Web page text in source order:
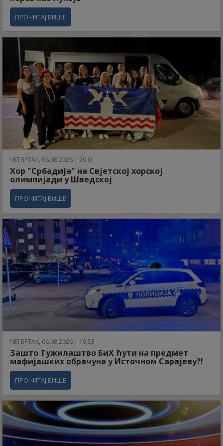
ПРОЧИТАЈ ВИШЕ
ЧЕТВРТАК, 06.08.2026 | 20:01
Хор "Србадија" на Свјетској хорској
олимпијади у Шведској
ПРОЧИТАЈ ВИШЕ
ЧЕТВРТАК, 06.08.2026 | 19:53
Зашто Тужилаштво БиХ ћути на предмет
мафијашких обрачуна у Источном Сарајеву?!
ПРОЧИТАЈ ВИШЕ